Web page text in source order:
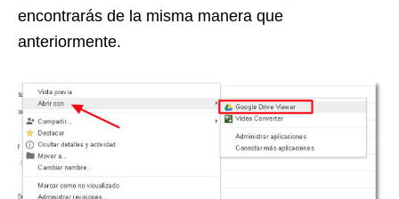
encontrarás de la misma manera que
anteriormente.